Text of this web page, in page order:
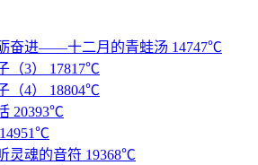
奋进——十二月的青蛙汤 14747℃
（3） 17817℃
（4） 18804℃
20393℃
14951℃
灵魂的音符 19368℃